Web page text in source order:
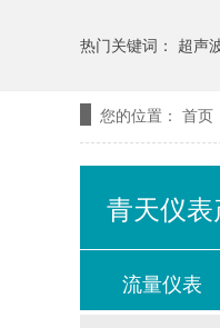
热门关键词： 超声
您的位置： 首页
青天仪
流量仪表